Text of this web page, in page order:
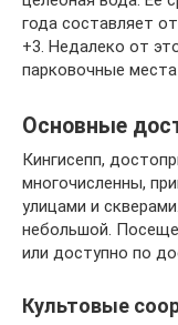
года составляет
+3. Недалеко от
парковочные
Основные
Кингисепп,
многочисленны,
улицами и
небольшой.
или доступно по
Культовые